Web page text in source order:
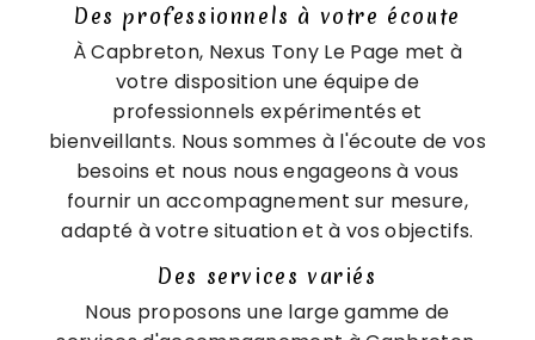
Des professionnels à votre écoute
À Capbreton, Nexus Tony Le Page met à
votre disposition une équipe de
professionnels expérimentés et
bienveillants. Nous sommes à l'écoute de vos
besoins et nous nous engageons à vous
fournir un accompagnement sur mesure,
adapté à votre situation et à vos objectifs.
Des services variés
Nous proposons une large gamme de